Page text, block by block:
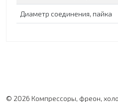
Диаметр соединения, пайка
© 2026 Компрессоры, фреон,